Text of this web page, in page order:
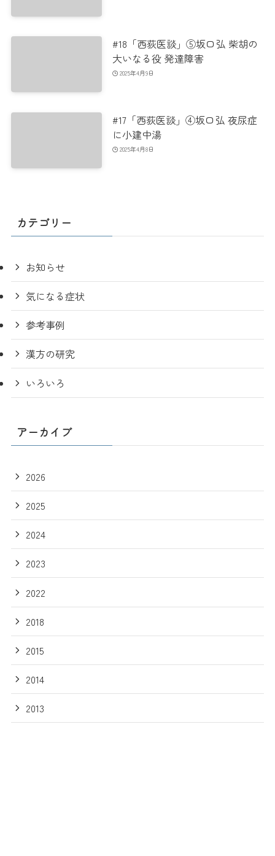
#18「西荻医談」⑤坂口弘 柴胡の
大いなる役 発達障害
2025年4月9日
#17「西荻医談」④坂口弘 夜尿症
に小建中湯
2025年4月8日
カテゴリー
お知らせ
気になる症状
参考事例
漢方の研究
いろいろ
アーカイブ
2026
2025
2024
2023
2022
2018
2015
2014
2013